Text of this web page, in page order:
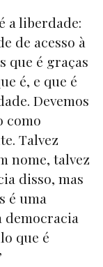
a liberdade:
de acesso à
que é graças
é, e que é
Devemos
como
Talvez
nome, talvez
disso, mas
é uma
democracia
que é